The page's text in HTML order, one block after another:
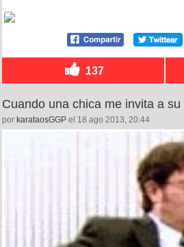
137
Cuando una chica me invita a
por karataosGGP el 18 ago 2013, 20:44